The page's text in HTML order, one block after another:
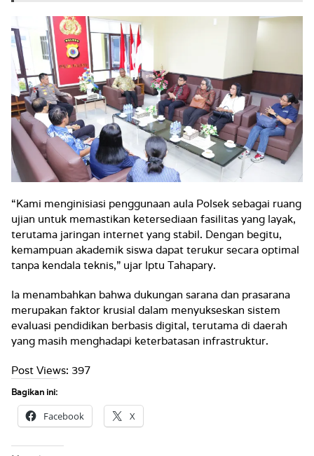
“Kami menginisiasi penggunaan aula Polsek sebagai ruang
ujian untuk memastikan ketersediaan fasilitas yang layak,
terutama jaringan internet yang stabil. Dengan begitu,
kemampuan akademik siswa dapat terukur secara optimal
tanpa kendala teknis,” ujar Iptu Tahapary.
Ia menambahkan bahwa dukungan sarana dan prasarana
merupakan faktor krusial dalam menyukseskan sistem
evaluasi pendidikan berbasis digital, terutama di daerah
yang masih menghadapi keterbatasan infrastruktur.
Post Views: 397
Bagikan ini:
Facebook X